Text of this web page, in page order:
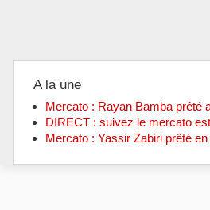
A la une
Mercato : Rayan Bamba prêté
DIRECT : suivez le mercato
Mercato : Yassir Zabiri prêté en